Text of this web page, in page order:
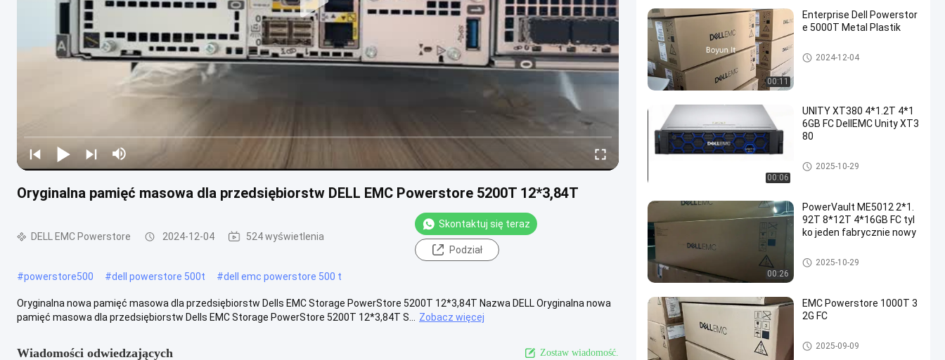
Oryginalna pamięć masowa dla przedsiębiorstw DELL EMC Powerstore 5200T 12*3,84T
DELL EMC Powerstore 2024-12-04 524 wyświetlenia
Skontaktuj się teraz
Podział
#powerstore500 #dell powerstore 500t #dell emc powerstore 500 t
Oryginalna nowa pamięć masowa dla przedsiębiorstw Dells EMC Storage PowerStore 5200T 12*3,84T Nazwa DELL Oryginalna nowa
pamięć masowa dla przedsiębiorstw Dells EMC Storage PowerStore 5200T 12*3,84T S...
Zobacz więcej
Wiadomości odwiedzających Zostaw wiadomość.
00:11
Enterprise Dell Powerstor
e 5000T Metal Plastik
DELL EMC Powerstore
2024-12-04
00:06
UNITY XT380 4*1.2T 4*1
6GB FC DellEMC Unity XT3
80
Pamięć masowa DELL EMC U
nity
2025-10-29
00:26
PowerVault ME5012 2*1.
92T 8*12T 4*16GB FC tyl
ko jeden fabrycznie nowy
Pamięć masowa DELL EMC U
nity
2025-10-29
EMC Powerstore 1000T 3
2G FC
Pamięć masowa DELL EMC U
nity
2025-09-09